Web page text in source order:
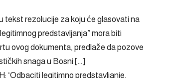
tekst rezolucije za koju će glasovati na
predstavljanja” mora biti
ovog dokumenta, predlaže da pozove
snaga u Bosni […]
‘Odbaciti legitimno predstavljanje,